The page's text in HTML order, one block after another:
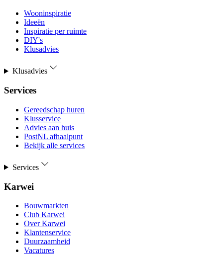
Wooninspiratie
Ideeën
Inspiratie per ruimte
DIY's
Klusadvies
Klusadvies
Services
Gereedschap huren
Klusservice
Advies aan huis
PostNL afhaalpunt
Bekijk alle services
Services
Karwei
Bouwmarkten
Club Karwei
Over Karwei
Klantenservice
Duurzaamheid
Vacatures